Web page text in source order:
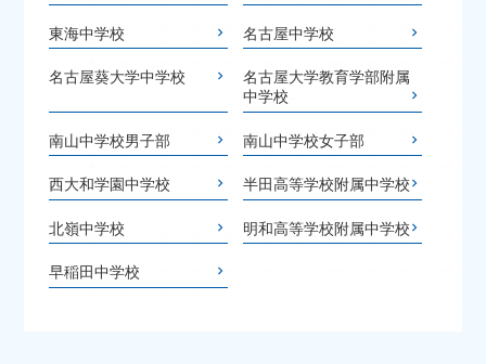
東海中学校 名古屋中学校
名古屋葵大学中学校
名古屋大学教育学部附属
中学校
南山中学校男子部 南山中学校女子部
西大和学園中学校 半田高等学校附属中学校
北嶺中学校 明和高等学校附属中学校
早稲田中学校